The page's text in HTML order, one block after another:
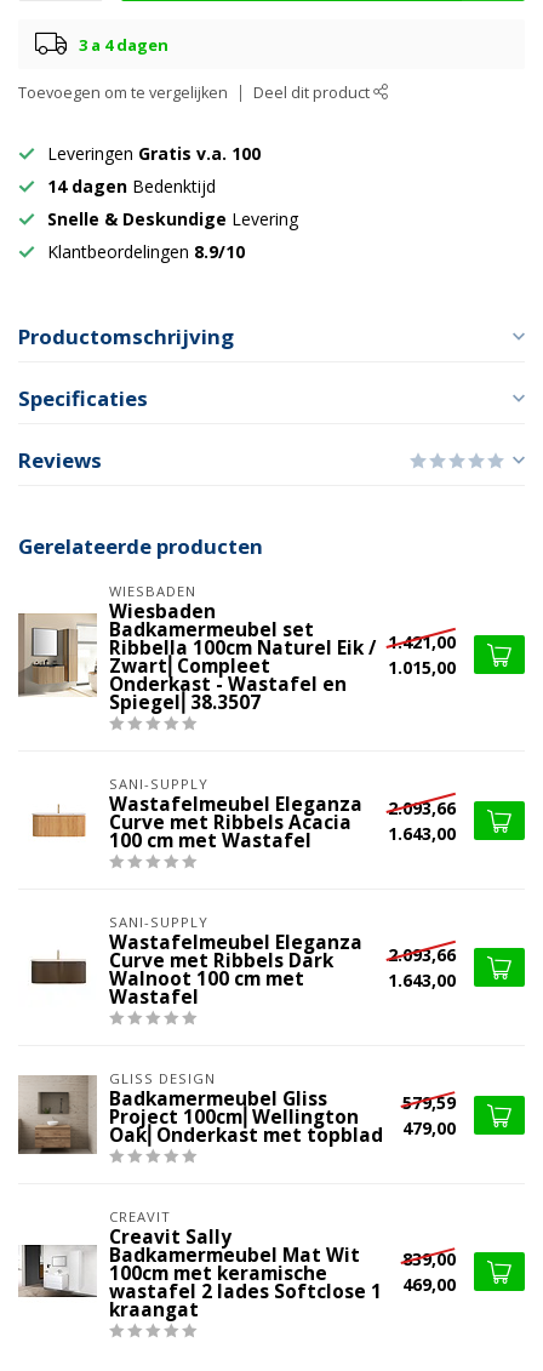
3 a 4 dagen
Toevoegen om te vergelijken Deel dit product
Leveringen Gratis v.a. 100
14 dagen Bedenktijd
Snelle & Deskundige Levering
Klantbeordelingen 8.9/10
Productomschrijving
Specificaties
Reviews
Gerelateerde producten
WIESBADEN
Wiesbaden
Badkamermeubel set
Ribbella 100cm Naturel Eik /
Zwart⎢Compleet
Onderkast - Wastafel en
Spiegel⎢38.3507
1.421,00
1.015,00
SANI-SUPPLY
Wastafelmeubel Eleganza
Curve met Ribbels Acacia
100 cm met Wastafel
2.093,66
1.643,00
SANI-SUPPLY
Wastafelmeubel Eleganza
Curve met Ribbels Dark
Walnoot 100 cm met
Wastafel
2.093,66
1.643,00
GLISS DESIGN
Badkamermeubel Gliss
Project 100cm⎢Wellington
Oak⎢Onderkast met topblad
579,59
479,00
CREAVIT
Creavit Sally
Badkamermeubel Mat Wit
100cm met keramische
wastafel 2 lades Softclose 1
kraangat
839,00
469,00